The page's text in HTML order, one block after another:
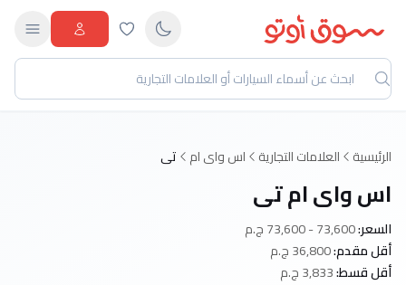
الرئيسية العلامات التجارية اس واى ام تى
اس واى ام تى
السعر:
أقل مقدم:
أقل قسط: